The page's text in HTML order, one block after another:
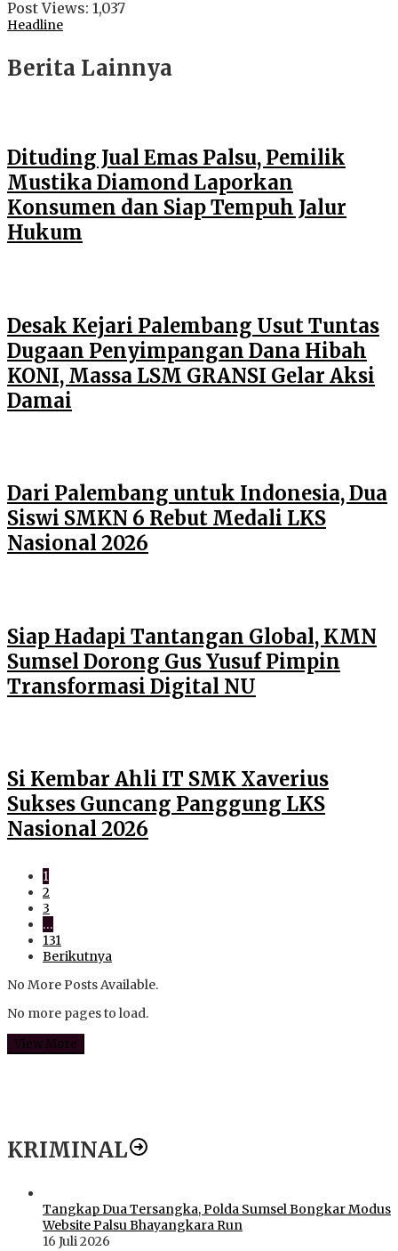
Post Views: 1,037
Headline
Berita Lainnya
Dituding Jual Emas Palsu, Pemilik
Mustika Diamond Laporkan
Konsumen dan Siap Tempuh Jalur
Hukum
Desak Kejari Palembang Usut Tuntas
Dugaan Penyimpangan Dana Hibah
KONI, Massa LSM GRANSI Gelar Aksi
Damai
Dari Palembang untuk Indonesia, Dua
Siswi SMKN 6 Rebut Medali LKS
Nasional 2026
Siap Hadapi Tantangan Global, KMN
Sumsel Dorong Gus Yusuf Pimpin
Transformasi Digital NU
Si Kembar Ahli IT SMK Xaverius
Sukses Guncang Panggung LKS
Nasional 2026
1
2
3
…
131
Berikutnya
No More Posts Available.
No more pages to load.
View More
KRIMINAL
Tangkap Dua Tersangka, Polda Sumsel Bongkar Modus
Website Palsu Bhayangkara Run
16 Juli 2026